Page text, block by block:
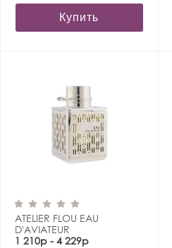
Купить
ATELIER FLOU EAU
D'AVIATEUR
1 210р - 4 229р